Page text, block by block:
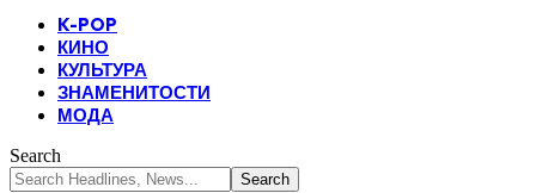
K-POP
КИНО
КУЛЬТУРА
ЗНАМЕНИТОСТИ
МОДА
Search